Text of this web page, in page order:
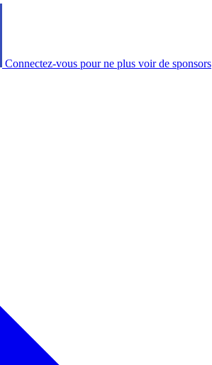
Connectez-vous pour ne plus voir de sponsors